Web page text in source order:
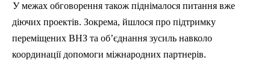
У межах обговорення також піднімалося питання вже
діючих проектів. Зокрема, йшлося про підтримку
переміщених ВНЗ та об’єднання зусиль навколо
координації допомоги міжнародних партнерів.